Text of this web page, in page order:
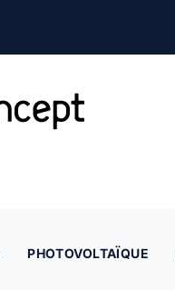
PHOTOVOLTAÏQUE